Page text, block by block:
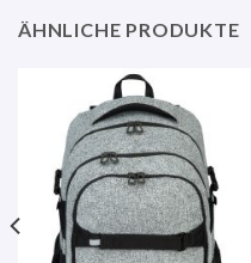
ÄHNLICHE PRODUKTE